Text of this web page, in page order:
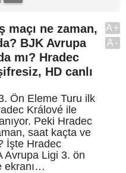
maçı ne zaman,
BJK Avrupa
mı? Hradec
HD canlı
Ön Eleme Turu ilk
Králové ile
Peki Hradec
saat kaçta ve
İşte Hradec
Avrupa Ligi 3. ön
ekranı…
A+
A-